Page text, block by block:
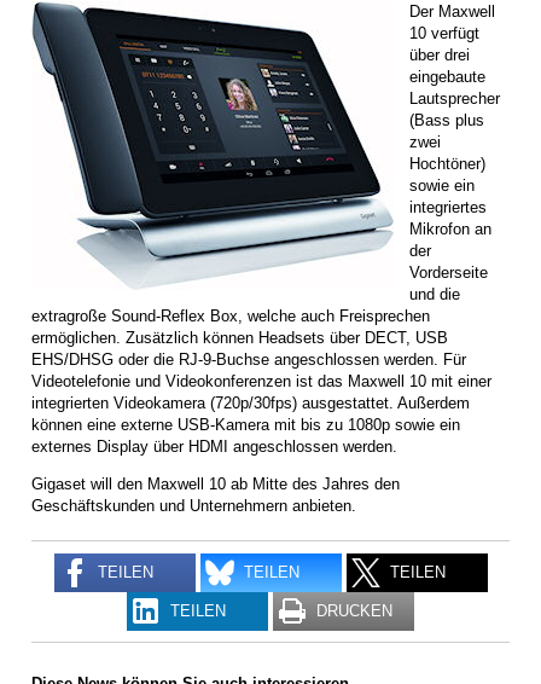
Der Maxwell
10 verfügt
über drei
eingebaute
Lautsprecher
(Bass plus
zwei
Hochtöner)
sowie ein
integriertes
Mikrofon an
der
Vorderseite
und die
extragroße Sound-Reflex Box, welche auch Freisprechen
ermöglichen. Zusätzlich können Headsets über DECT, USB
EHS/DHSG oder die RJ-9-Buchse angeschlossen werden. Für
Videotelefonie und Videokonferenzen ist das Maxwell 10 mit einer
integrierten Videokamera (720p/30fps) ausgestattet. Außerdem
können eine externe USB-Kamera mit bis zu 1080p sowie ein
externes Display über HDMI angeschlossen werden.
Gigaset will den Maxwell 10 ab Mitte des Jahres den
Geschäftskunden und Unternehmern anbieten.
TEILEN TEILEN TEILEN
TEILEN DRUCKEN